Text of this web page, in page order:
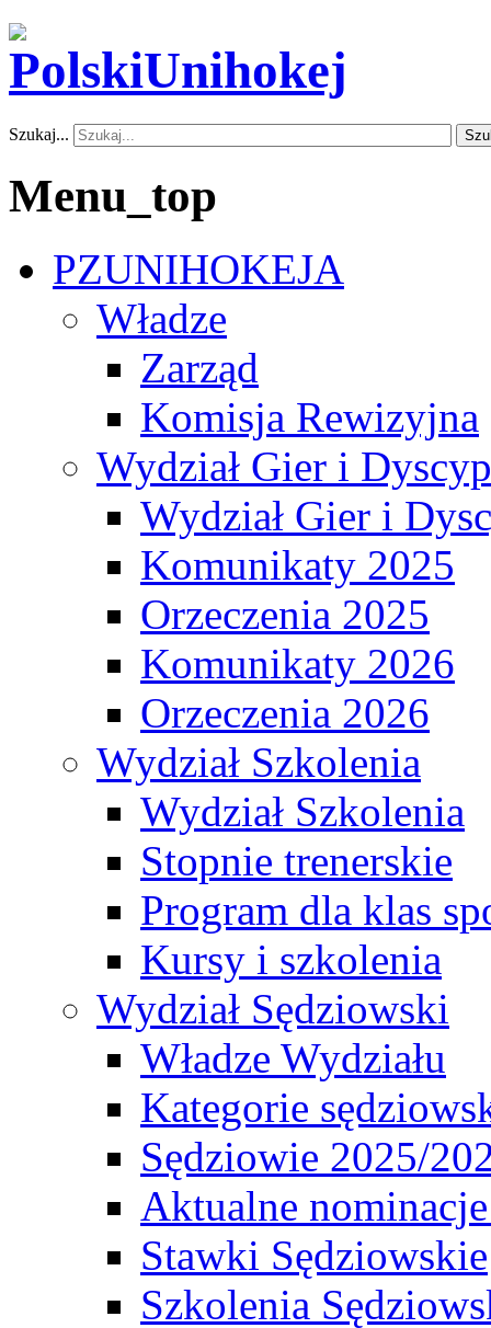
Szukaj...
Menu_top
PZUNIHOKEJA
Władze
Zarząd
Komisja Rewizyjna
Wydział Gier i
Wydział Gier i
Komunikaty 2025
Orzeczenia 2025
Komunikaty 2026
Orzeczenia 2026
Wydział Szkolenia
Wydział Szkolenia
Stopnie trenerskie
Program dla klas
Kursy i szkolenia
Wydział Sędziowski
Władze Wydziału
Kategorie
Sędziowie 2025/
Aktualne
Stawki Sędziowskie
Szkolenia